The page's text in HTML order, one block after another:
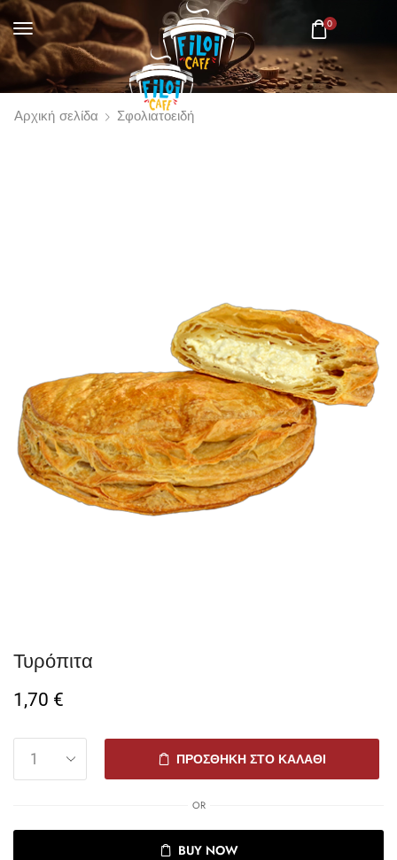
0
Αρχική σελίδα Σφολιατοειδή
Τυρόπιτα
1,70 €
ΠΡΟΣΘΉΚΗ ΣΤΟ ΚΑΛΆΘΙ
OR
BUY NOW